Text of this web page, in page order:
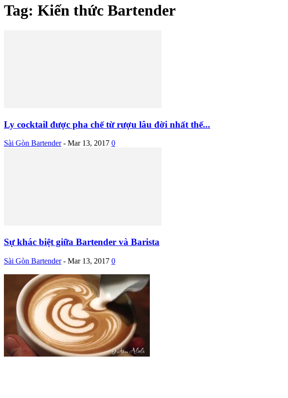
Tag: Kiến thức Bartender
Ly cocktail được pha chế từ rượu lâu đời nhất thế...
Sài Gòn Bartender - Mar 13, 2017 0
Sự khác biệt giữa Bartender và Barista
Sài Gòn Bartender - Mar 13, 2017 0